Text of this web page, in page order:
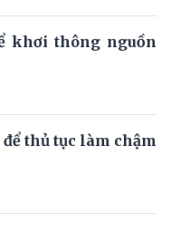
khơi thông nguồn
thủ tục làm chậm